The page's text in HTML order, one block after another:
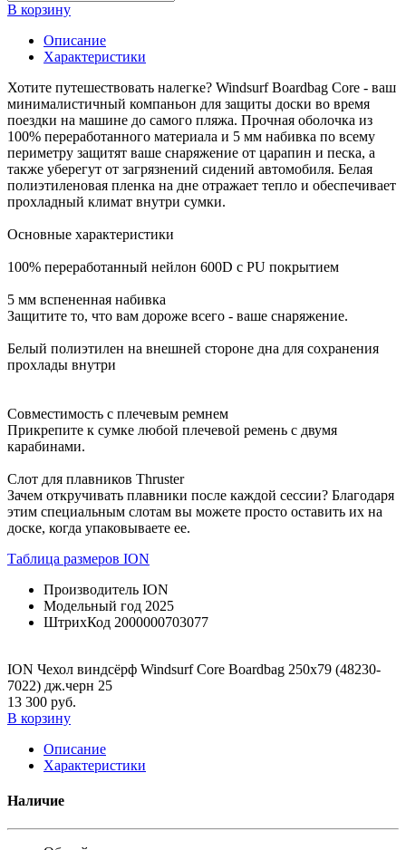
В корзину
Описание
Характеристики
Хотите путешествовать налегке? Windsurf Boardbag Core - ваш
минималистичный компаньон для защиты доски во время
поездки на машине до самого пляжа. Прочная оболочка из
100% переработанного материала и 5 мм набивка по всему
периметру защитят ваше снаряжение от царапин и песка, а
также уберегут от загрязнений сидений автомобиля. Белая
полиэтиленовая пленка на дне отражает тепло и обеспечивает
прохладный климат внутри сумки.
Основные характеристики
100% переработанный нейлон 600D с PU покрытием
5 мм вспененная набивка
Защитите то, что вам дороже всего - ваше снаряжение.
Белый полиэтилен на внешней стороне дна для сохранения
прохлады внутри
Совместимость с плечевым ремнем
Прикрепите к сумке любой плечевой ремень с двумя
карабинами.
Слот для плавников Thruster
Зачем откручивать плавники после каждой сессии? Благодаря
этим специальным слотам вы можете просто оставить их на
доске, когда упаковываете ее.
Таблица размеров ION
Производитель ION
Модельный год 2025
ШтрихКод 2000000703077
ION Чехол виндсёрф Windsurf Core Boardbag 250x79 (48230-
7022) дж.черн 25
13 300 руб.
В корзину
Описание
Характеристики
Наличие